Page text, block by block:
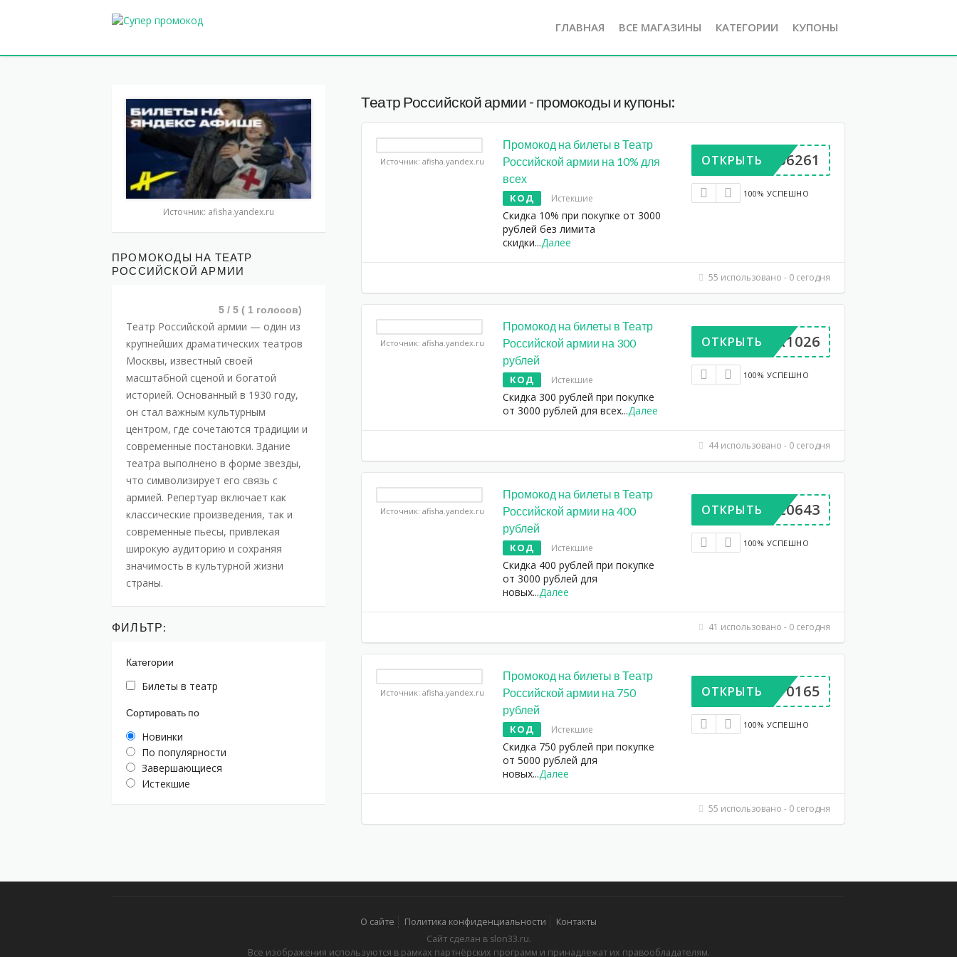
ГЛАВНАЯ ВСЕ МАГАЗИНЫ КАТЕГОРИИ КУПОНЫ
Театр Российской армии - промокоды и купоны:
Источник: afisha.yandex.ru
Промокод на билеты в Театр
Российской армии на 10% для
всех
КОД Истекшие
Скидка 10% при покупке от 3000
рублей без лимита
скидки...Далее
BP906261
ОТКРЫТЬ
100% УСПЕШНО
55 использовано - 0 сегодня
Источник: afisha.yandex.ru
Промокод на билеты в Театр
Российской армии на 300
рублей
КОД Истекшие
Скидка 300 рублей при покупке
от 3000 рублей для всех...Далее
UPER1026
ОТКРЫТЬ
100% УСПЕШНО
44 использовано - 0 сегодня
Источник: afisha.yandex.ru
Промокод на билеты в Театр
Российской армии на 400
рублей
КОД Истекшие
Скидка 400 рублей при покупке
от 3000 рублей для
новых...Далее
AA420643
ОТКРЫТЬ
100% УСПЕШНО
41 использовано - 0 сегодня
Источник: afisha.yandex.ru
Промокод на билеты в Театр
Российской армии на 750
рублей
КОД Истекшие
Скидка 750 рублей при покупке
от 5000 рублей для
новых...Далее
DP570165
ОТКРЫТЬ
100% УСПЕШНО
55 использовано - 0 сегодня
Источник: afisha.yandex.ru
ПРОМОКОДЫ НА ТЕАТР
РОССИЙСКОЙ АРМИИ
5 / 5 ( 1 голосов)
Театр Российской армии — один из
крупнейших драматических театров
Москвы, известный своей
масштабной сценой и богатой
историей. Основанный в 1930 году,
он стал важным культурным
центром, где сочетаются традиции и
современные постановки. Здание
театра выполнено в форме звезды,
что символизирует его связь с
армией. Репертуар включает как
классические произведения, так и
современные пьесы, привлекая
широкую аудиторию и сохраняя
значимость в культурной жизни
страны.
ФИЛЬТР:
Категории
Билеты в театр
Сортировать по
Новинки
По популярности
Завершающиеся
Истекшие
О сайте Политика конфиденциальности
Контакты
Сайт сделан в slon33.ru.
Все изображения используются в рамках партнёрских программ и принадлежат их правообладателям.